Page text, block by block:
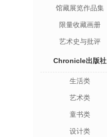
馆藏展览作品集
限量收藏画册
艺术史与批评
Chronicle出版社
生活类
艺术类
童书类
设计类